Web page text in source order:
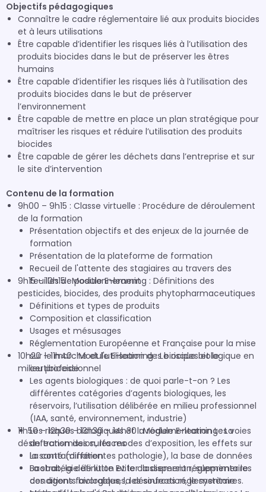
Objectifs pédagogiques
Connaître le cadre réglementaire lié aux produits biocides
et à leurs utilisations
Être capable d’identifier les risques liés à l’utilisation des
produits biocides dans le but de préserver les êtres
humains
Être capable d’identifier les risques liés à l’utilisation des
produits biocides dans le but de préserver
l’environnement
Être capable de mettre en place un plan stratégique pour
maîtriser les risques et réduire l’utilisation des produits
biocides
Être capable de gérer les déchets dans l’entreprise et sur
le site d’intervention
Contenu de la formation
9h00 – 9h15 : Classe virtuelle : Procédure de déroulement
de la formation
Présentation objectifs et des enjeux de la journée de
formation
Présentation de la plateforme de formation
Recueil de l'attente des stagiaires au travers des
feuilles de positionnement
9h15 - 10h15 : Module E-learning : Définitions des
pesticides, biocides, des produits phytopharmaceutiques
Définitions et types de produits
Composition et classification
Usages et mésusages
Réglementation Européenne et Française pour la mise
sur le marché et l'utilisation des biocides et le
certibiocide
10h20 - 11h40 : Module E-learning : Le risque biologique en
milieu professionnel
Les agents biologiques : de quoi parle-t-on ? Les
différentes catégories d’agents biologiques, les
réservoirs, l’utilisation délibérée en milieu professionnel
(IAA, santé, environnement, industrie)
Les risques biologiques et la réglementation Les voies
de transmission, les modes d’exposition, les effets sur
la santé (différentes pathologie), la base de données
Baobab, la définition et le classement réglementaire
des agents biologiques, les sources réglementaires.
11h50 – 12h30 - 13h30 – 14h30 : Module E-learning : La
désinfection des surfaces
La contamination
La stratégie de lutte Eviter la dispersion, supprimer les
conditions favorables, la désinfection, le système